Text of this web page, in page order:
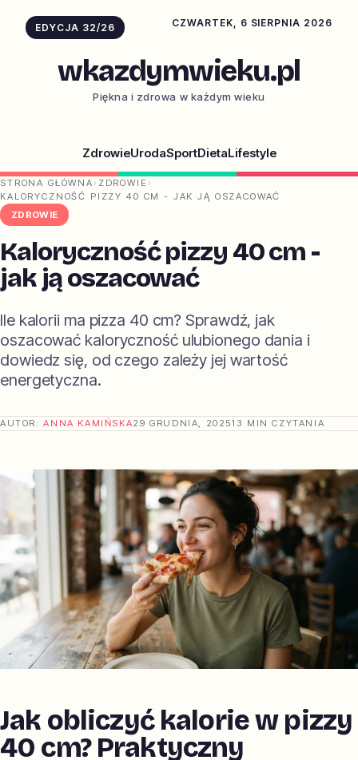
EDYCJA 32/26 CZWARTEK, 6 SIERPNIA 2026
wkazdymwieku.pl
Piękna i zdrowa w każdym wieku
ZdrowieUrodaSportDietaLifestyle
STRONA GŁÓWNA › ZDROWIE ›
KALORYCZNOŚĆ PIZZY 40 CM - JAK JĄ OSZACOWAĆ
ZDROWIE
Kaloryczność pizzy 40 cm -
jak ją oszacować
Ile kalorii ma pizza 40 cm? Sprawdź, jak
oszacować kaloryczność ulubionego dania i
dowiedz się, od czego zależy jej wartość
energetyczna.
AUTOR:ANNA KAMIŃSKA29 GRUDNIA, 202513 MIN CZYTANIA
Jak obliczyć kalorie w pizzy
40 cm? Praktyczny